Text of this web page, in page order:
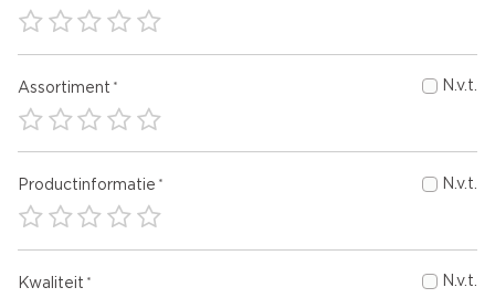
Assortiment N.v.t.
Productinformatie N.v.t.
Kwaliteit N.v.t.